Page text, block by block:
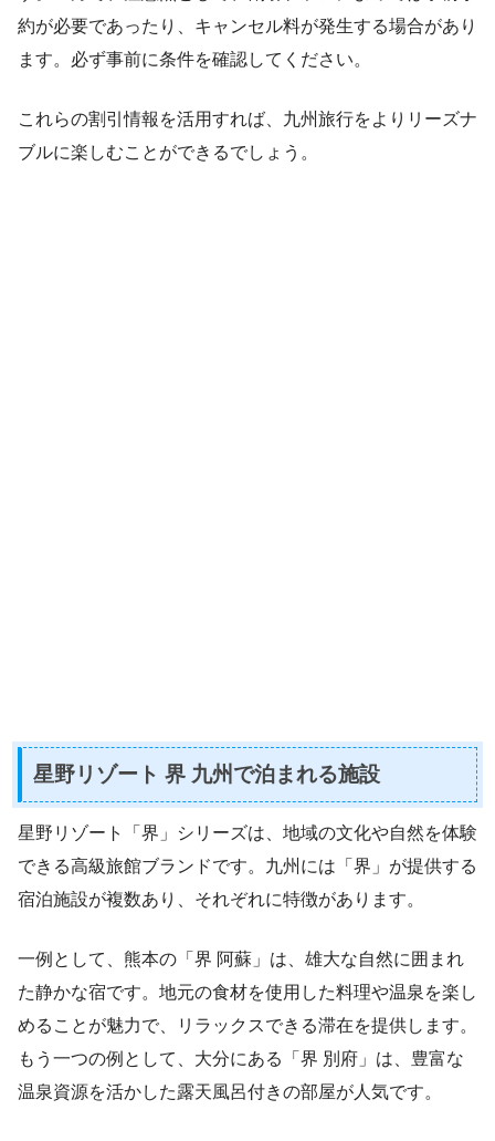
約が必要であったり、キャンセル料が発生する場合があり
ます。必ず事前に条件を確認してください。
これらの割引情報を活用すれば、九州旅行をよりリーズナ
ブルに楽しむことができるでしょう。
星野リゾート 界 九州で泊まれる施設
星野リゾート「界」シリーズは、地域の文化や自然を体験
できる高級旅館ブランドです。九州には「界」が提供する
宿泊施設が複数あり、それぞれに特徴があります。
一例として、熊本の「界 阿蘇」は、雄大な自然に囲まれ
た静かな宿です。地元の食材を使用した料理や温泉を楽し
めることが魅力で、リラックスできる滞在を提供します。
もう一つの例として、大分にある「界 別府」は、豊富な
温泉資源を活かした露天風呂付きの部屋が人気です。